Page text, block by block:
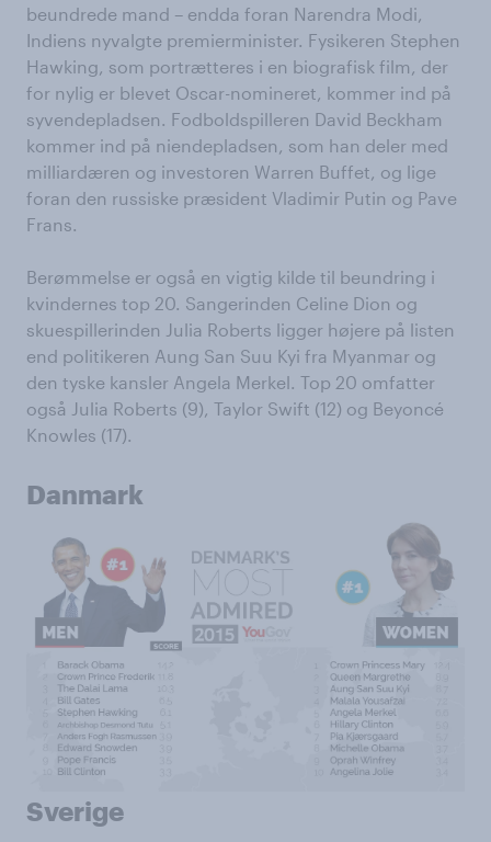
beundrede mand – endda foran Narendra Modi,
Indiens nyvalgte premierminister. Fysikeren Stephen
Hawking, som portrætteres i en biografisk film, der
for nylig er blevet Oscar-nomineret, kommer ind på
syvendepladsen. Fodboldspilleren David Beckham
kommer ind på niendepladsen, som han deler med
milliardæren og investoren Warren Buffet, og lige
foran den russiske præsident Vladimir Putin og Pave
Frans.
Berømmelse er også en vigtig kilde til beundring i
kvindernes top 20. Sangerinden Celine Dion og
skuespillerinden Julia Roberts ligger højere på listen
end politikeren Aung San Suu Kyi fra Myanmar og
den tyske kansler Angela Merkel. Top 20 omfatter
også Julia Roberts (9), Taylor Swift (12) og Beyoncé
Knowles (17).
Danmark
Sverige